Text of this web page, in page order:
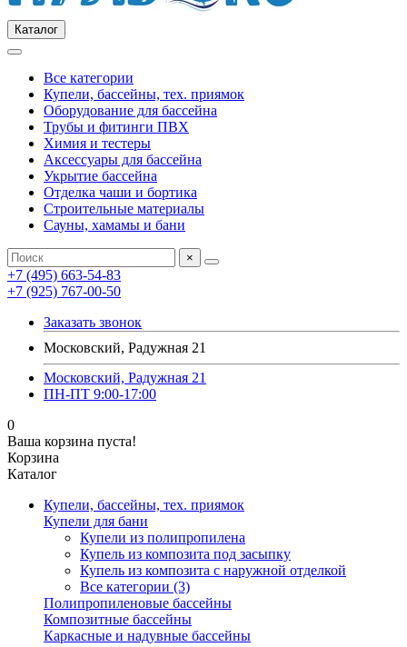
Каталог
Все категории
Купели, бассейны, тех. приямок
Оборудование для бассейна
Трубы и фитинги ПВХ
Химия и тестеры
Аксессуары для бассейна
Укрытие бассейна
Отделка чаши и бортика
Строительные материалы
Сауны, хамамы и бани
×
+7 (495) 663-54-83
+7 (925) 767-00-50
Заказать звонок
Московский, Радужная 21
Московский, Радужная 21
ПН-ПТ 9:00-17:00
0
Ваша корзина пуста!
Корзина
Каталог
Купели, бассейны, тех. приямок
Купели для бани
Купели из полипропилена
Купель из композита под засыпку
Купель из композита с наружной отделкой
Все категории (3)
Полипропиленовые бассейны
Композитные бассейны
Каркасные и надувные бассейны